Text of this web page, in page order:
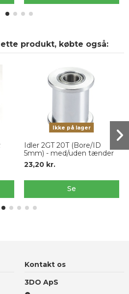
produkt, købte også:
Ikke på lager
Idler 2GT 20T (Bore/ID
5mm) - med/uden tænder
23,20 kr.
Se
Kontakt os
3DO ApS